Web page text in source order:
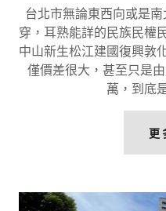
台北市無論東西向或是
穿，耳熟能詳的民族民權
中山新生松江建國復興敦
僅價差很大，甚至只是
萬，到底
更